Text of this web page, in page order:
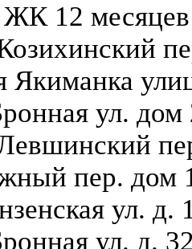
ЖК 12 месяцев
Якиманка
ул. дом
пер. дом
ул. д.
ул. д.